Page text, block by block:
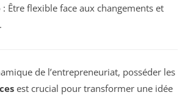
: Être flexible face aux changements et
de l’entrepreneuriat, posséder les
est crucial pour transformer une idée